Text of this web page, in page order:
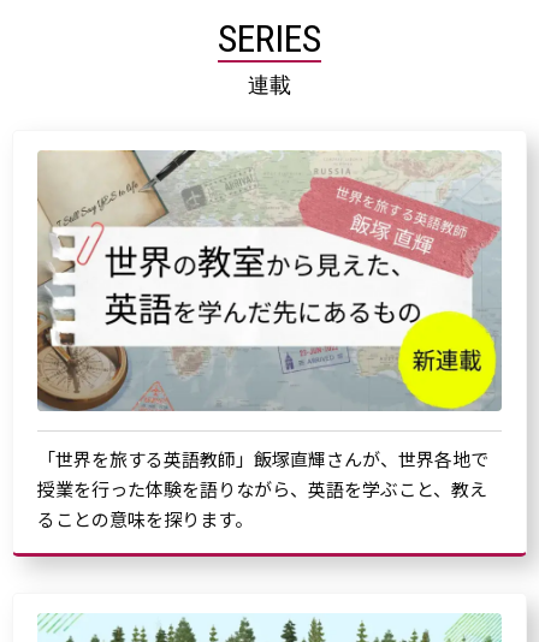
SERIES
連載
「世界を旅する英語教師」飯塚直輝さんが、世界各地で
授業を行った体験を語りながら、英語を学ぶこと、教え
ることの意味を探ります。